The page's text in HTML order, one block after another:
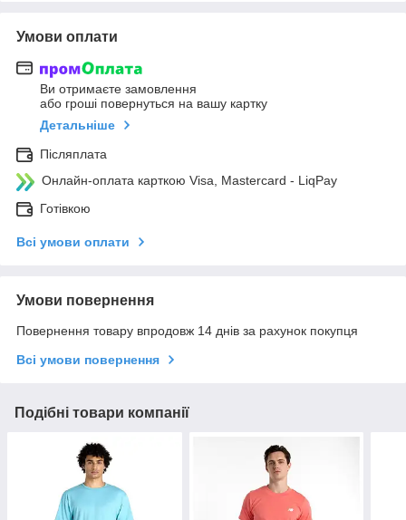
Умови оплати
Ви отримаєте замовлення
або гроші повернуться на вашу картку
Детальніше
Післяплата
Онлайн-оплата карткою Visa, Mastercard - LiqPay
Готівкою
Всі умови оплати
Умови повернення
Повернення товару впродовж 14 днів за рахунок покупця
Всі умови повернення
Подібні товари компанії